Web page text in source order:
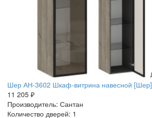
Шер АН-3602 Шкаф-витрина навесной [Шер]
11 205 ₽
Производитель: Сантан
Количество дверей: 1